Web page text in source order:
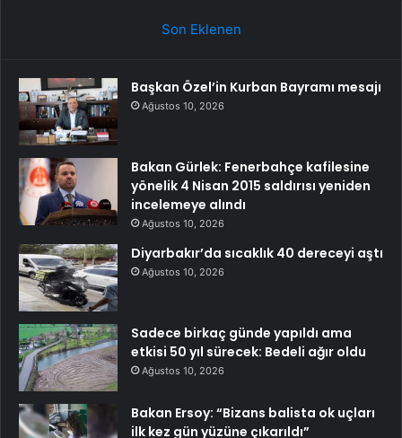
Son Eklenen
Başkan Özel’in Kurban Bayramı mesajı
Ağustos 10, 2026
Bakan Gürlek: Fenerbahçe kafilesine
yönelik 4 Nisan 2015 saldırısı yeniden
incelemeye alındı
Ağustos 10, 2026
Diyarbakır’da sıcaklık 40 dereceyi aştı
Ağustos 10, 2026
Sadece birkaç günde yapıldı ama
etkisi 50 yıl sürecek: Bedeli ağır oldu
Ağustos 10, 2026
Bakan Ersoy: “Bizans balista ok uçları
ilk kez gün yüzüne çıkarıldı”